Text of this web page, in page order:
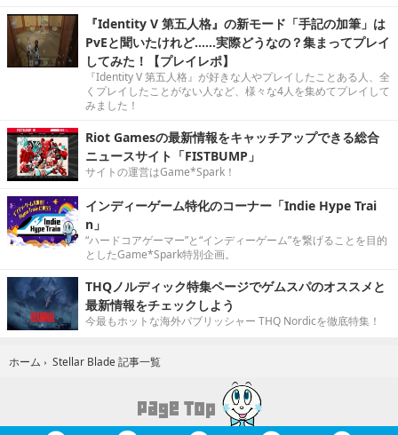
『Identity V 第五人格』の新モード「手記の加筆」は
PvEと聞いたけれど……実際どうなの？集まってプレイ
してみた！【プレイレポ】
『Identity V 第五人格』が好きな人やプレイしたことある人、全
くプレイしたことがない人など、様々な4人を集めてプレイして
みました！
Riot Gamesの最新情報をキャッチアップできる総合
ニュースサイト「FISTBUMP」
サイトの運営はGame*Spark！
インディーゲーム特化のコーナー「Indie Hype Trai
n」
“ハードコアゲーマー”と“インディーゲーム”を繋げることを目的
としたGame*Spark特別企画。
THQノルディック特集ページでゲムスパのオススメと
最新情報をチェックしよう
今最もホットな海外パブリッシャー THQ Nordicを徹底特集！
ホーム › Stellar Blade 記事一覧